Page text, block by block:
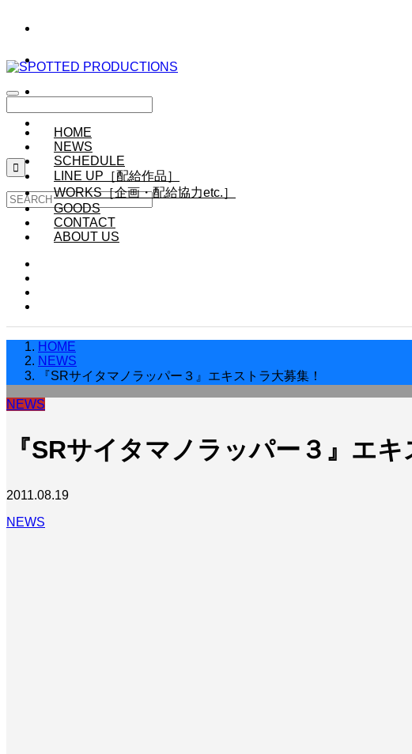

HOME
NEWS
SCHEDULE
LINE UP［配給作品］
WORKS［企画・配給協力etc.］
GOODS
CONTACT
ABOUT US
HOME
NEWS
『SRサイタマノラッパー３』エキストラ大募集！
NEWS
『SRサイタマノラッパー３』エキ
2011.08.19
NEWS